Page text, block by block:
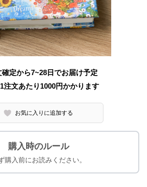
確定から7~28日でお届け予定
注文あたり 1000円かかります
お気に入りに追加する
購入時のルール
購入前にお読みください。